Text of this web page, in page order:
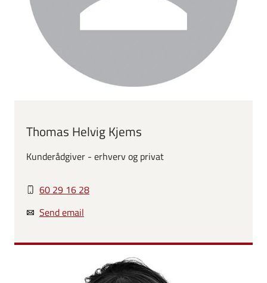
Thomas Helvig Kjems
Kunderådgiver - erhverv og privat
60 29 16 28
Send email